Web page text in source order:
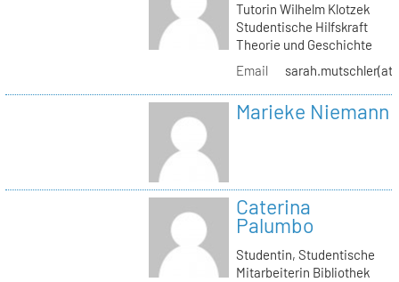
Tutorin Wilhelm Klotzek
Studentische Hilfskraft
Theorie und Geschichte
Email
Marieke Niemann
Caterina
Palumbo
Studentin, Studentische
Mitarbeiterin Bibliothek